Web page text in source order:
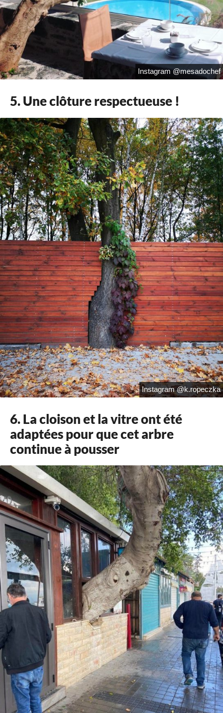
Instagram @mesadochef
5. Une clôture respectueuse !
Instagram @k.ropeczka
6. La cloison et la vitre ont été
adaptées pour que cet arbre
continue à pousser